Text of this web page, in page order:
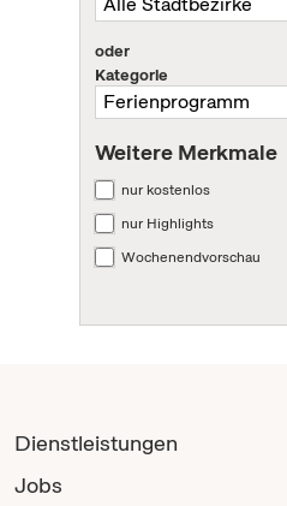
oder
Kategorie
Weitere Merkmale
nur kostenlos
nur Highlights
Wochenendvorschau
Dienstleistungen
Jobs